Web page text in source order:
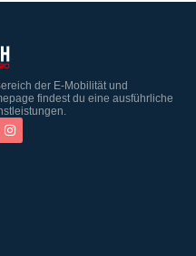
der E-Mobilität und
findest du eine ausführliche